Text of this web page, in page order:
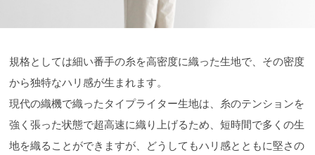
規格としては細い番手の糸を高密度に織った生地で、その密度
から独特なハリ感が生まれます。
現代の織機で織ったタイプライター生地は、糸のテンションを
強く張った状態で超高速に織り上げるため、短時間で多くの生
地を織ることができますが、どうしてもハリ感とともに堅さの